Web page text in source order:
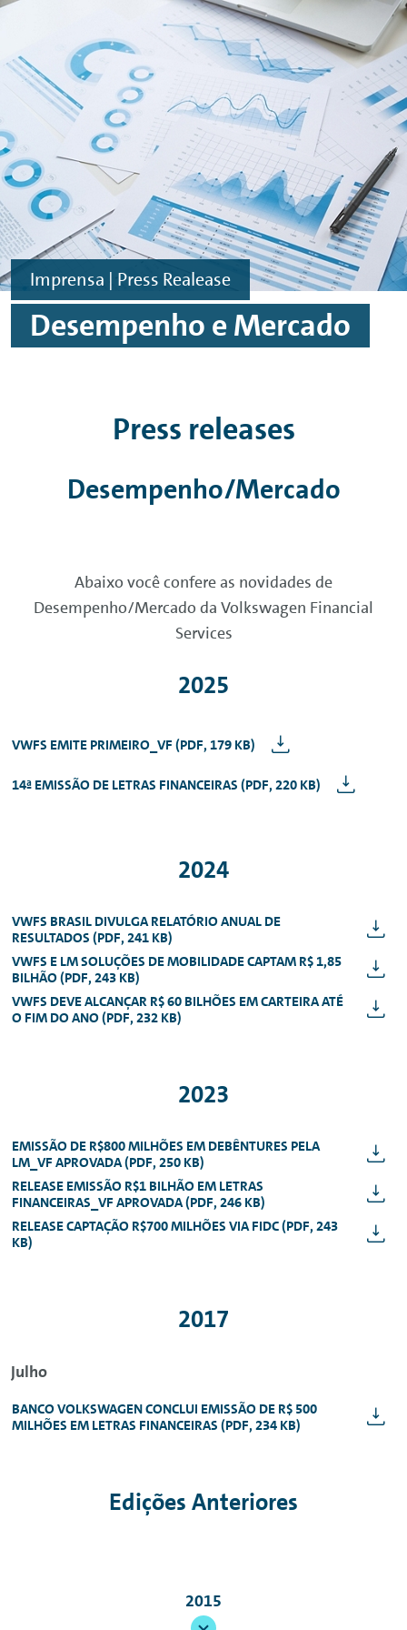
Ir para o conteúdo principal
Ir para o rodapé
Imprensa | Press Realease
Desempenho e Mercado
Press releases
Desempenho/Mercado
Abaixo você confere as novidades de
Desempenho/Mercado da Volkswagen Financial
Services
2025
VWFS EMITE PRIMEIRO_VF (PDF, 179 KB)
14ª EMISSÃO DE LETRAS FINANCEIRAS (PDF, 220 KB)
2024
VWFS BRASIL DIVULGA RELATÓRIO ANUAL DE
RESULTADOS (PDF, 241 KB)
VWFS E LM SOLUÇÕES DE MOBILIDADE CAPTAM R$ 1,85
BILHÃO (PDF, 243 KB)
VWFS DEVE ALCANÇAR R$ 60 BILHÕES EM CARTEIRA ATÉ
O FIM DO ANO (PDF, 232 KB)
2023
EMISSÃO DE R$800 MILHÕES EM DEBÊNTURES PELA
LM_VF APROVADA (PDF, 250 KB)
RELEASE EMISSÃO R$1 BILHÃO EM LETRAS
FINANCEIRAS_VF APROVADA (PDF, 246 KB)
RELEASE CAPTAÇÃO R$700 MILHÕES VIA FIDC (PDF, 243
KB)
2017
Julho
BANCO VOLKSWAGEN CONCLUI EMISSÃO DE R$ 500
MILHÕES EM LETRAS FINANCEIRAS (PDF, 234 KB)
Edições Anteriores
2015